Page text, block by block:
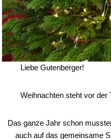
Liebe Gutenberger!
Weihnachten steht vor der
Das ganze Jahr schon
auch auf das gemeinsame